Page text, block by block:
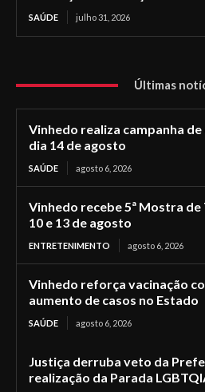
SAÚDE julho 31, 2026
Últimas
Vinhedo realiza campanha
dia 14 de agosto
SAÚDE agosto 6, 2026
Vinhedo recebe 5ª Mostra
10 e 13 de agosto
ENTRETENIMENTO agosto 6, 2026
Vinhedo reforça vacinação
aumento de casos no Estado
SAÚDE agosto 6, 2026
Justiça derruba veto da
realização da Parada